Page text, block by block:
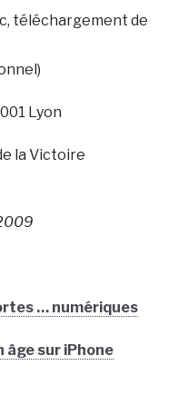
téléchargement de
Lyon
la Victoire
… numériques
âge sur iPhone